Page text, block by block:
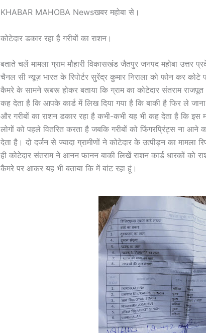
KHABAR MAHOBA Newsखबर महोबा से।
कोटेदार डकार रहा है गरीबों का राशन।
बताते चलें मामला ग्राम मौहारी विकासखंड जैतपुर जनपद महोबा उत्तर
चैनल सी न्यूज़ भारत के रिपोर्टर सुरेंद्र कुमार निराला को फोन कर कोटे
कैमरे के सामने रूबरू होकर बताया कि ग्राम का कोटेदार संतराम
कह देता है कि आपके कार्ड में लिख दिया गया है कि बाकी है फिर ले
और गरीबों का राशन डकार रहा है कभी-कभी यह भी कह देता है कि इस
लोगों को पहले वितरित करता है जबकि गरीबों को फिंगरप्रिंट्स ना आने
देता है। दो दर्जन से ज्यादा ग्रामीणों ने कोटेदार के उत्पीड़न का मामला
ही कोटेदार संतराम ने आनन फानन बाकी लिखें राशन कार्ड धारकों को
कैमरे पर आकर यह भी बताया कि में बांट रहा हूं।